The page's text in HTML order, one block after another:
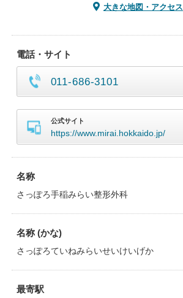
大きな地図・アクセス
電話・サイト
011-686-3101
公式サイト
https://www.mirai.hokkaido.jp/
名称
さっぽろ手稲みらい整形外科
名称 (かな)
さっぽろていねみらいせいけいげか
最寄駅